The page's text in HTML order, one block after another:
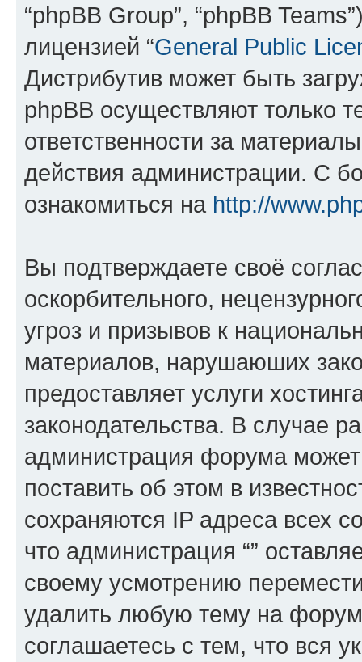
“phpBB Group”, “phpBB
лицензией “General Public
Дистрибутив может быть
phpBB осуществляют только
ответственности за
действия администрации. С
ознакомиться на http://
Вы подтверждаете своё
оскорбительного,
угроз и призывов к
материалов, нарушаюших
предоставляет услуги
законодательства. В случае
администрация форума
поставить об этом в
сохраняются IP адреса всех
что администрация “”
своему усмотрению
удалить любую тему на
соглашаетесь с тем, что вся